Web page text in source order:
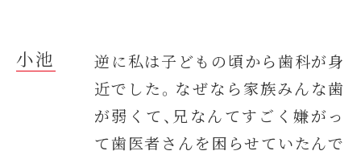
小池
逆に私は子どもの頃から歯科が身
近でした。なぜなら家族みんな歯
が弱くて、兄なんてすごく嫌がっ
て歯医者さんを困らせていたんで